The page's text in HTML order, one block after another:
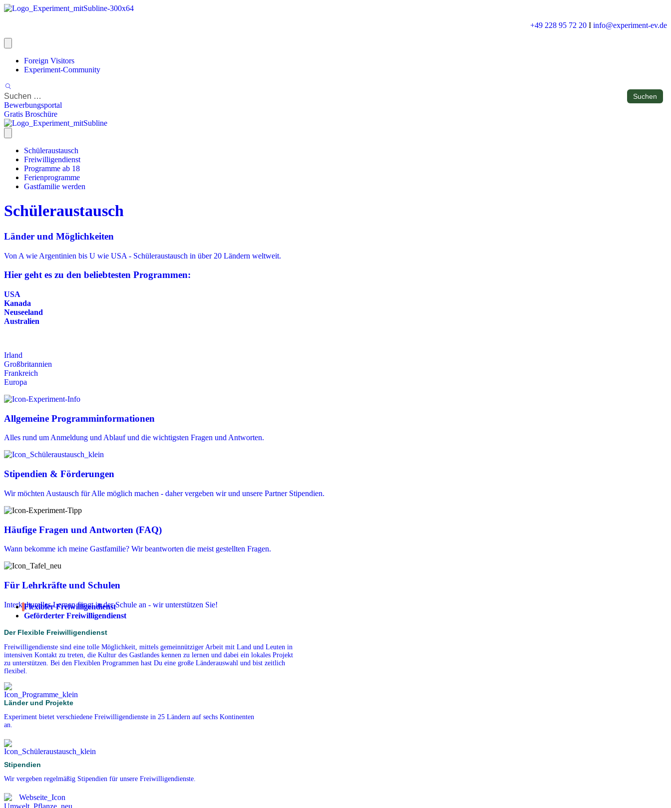
+49 228 95 72 20 I info@experiment-ev.de
Foreign Visitors
Experiment-Community
Bewerbungsportal
Gratis Broschüre
Schüleraustausch
Freiwilligendienst
Programme ab 18
Ferienprogramme
Gastfamilie werden
Schüleraustausch
Länder und Möglichkeiten
Von A wie Argentinien bis U wie USA - Schüleraustausch in über 20 Ländern weltweit.
Hier geht es zu den beliebtesten Programmen:
USA
Kanada
Neuseeland
Australien
Irland
Großbritannien
Frankreich
Europa
Allgemeine Programminformationen
Alles rund um Anmeldung und Ablauf und die wichtigsten Fragen und Antworten.
Stipendien & Förderungen
Wir möchten Austausch für Alle möglich machen - daher vergeben wir und unsere Partner Stipendien.
Häufige Fragen und Antworten (FAQ)
Wann bekomme ich meine Gastfamilie? Wir beantworten die meist gestellten Fragen.
Für Lehrkräfte und Schulen
Interkulturelles Lernen fängt in der Schule an - wir unterstützen Sie!
Flexibler Freiwilligendienst
Geförderter Freiwilligendienst
Der Flexible Freiwilligendienst
Freiwilligendienste sind eine tolle Möglichkeit, mittels gemeinnütziger Arbeit mit Land und Leuten in
intensiven Kontakt zu treten, die Kultur des Gastlandes kennen zu lernen und dabei ein lokales Projekt
zu unterstützen. Bei den Flexiblen Programmen hast Du eine große Länderauswahl und bist zeitlich
flexibel.
Länder und Projekte
Experiment bietet verschiedene Freiwilligendienste in 25 Ländern auf sechs Kontinenten
an.
Stipendien
Wir vergeben regelmäßig Stipendien für unsere Freiwilligendienste.